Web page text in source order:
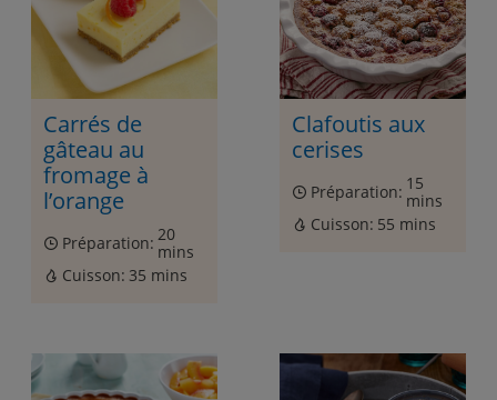
Carrés de
gâteau au
fromage à
l’orange
Préparation: 20
mins
Cuisson: 35 mins
Clafoutis aux
cerises
Préparation: 15
mins
Cuisson: 55 mins